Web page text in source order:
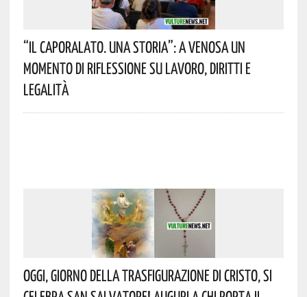
“Il Caporalato. Una Storia”: A Venosa Un
Momento Di Riflessione Su Lavoro, Diritti E
Legalità
Oggi, Giorno Della Trasfigurazione Di Cristo, Si